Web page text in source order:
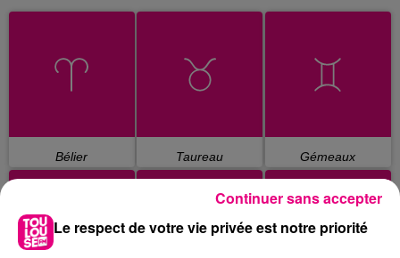
Bélier Taureau Gémeaux
Le respect de votre vie privée est notre priorité
Continuer sans accepter